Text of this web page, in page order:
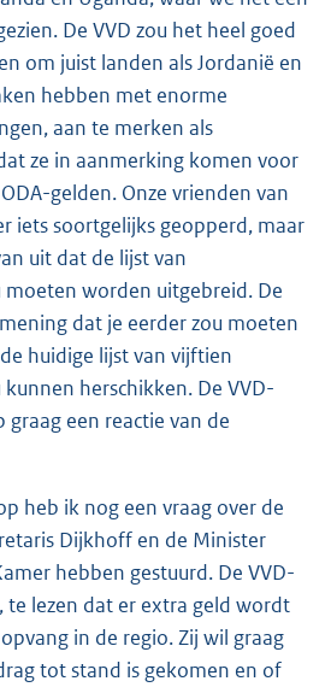
De VVD zou het heel goed
om juist landen als Jordanië en
hebben met enorme
aan te merken als
ze in aanmerking komen voor
gelden. Onze vrienden van
iets soortgelijks geopperd, maar
uit dat de lijst van
worden uitgebreid. De
dat je eerder zou moeten
huidige lijst van vijftien
herschikken. De VVD-
een reactie van de
heb ik nog een vraag over de
Dijkhoff en de Minister
hebben gestuurd. De VVD-
te lezen dat er extra geld wordt
in de regio. Zij wil graag
tot stand is gekomen en of